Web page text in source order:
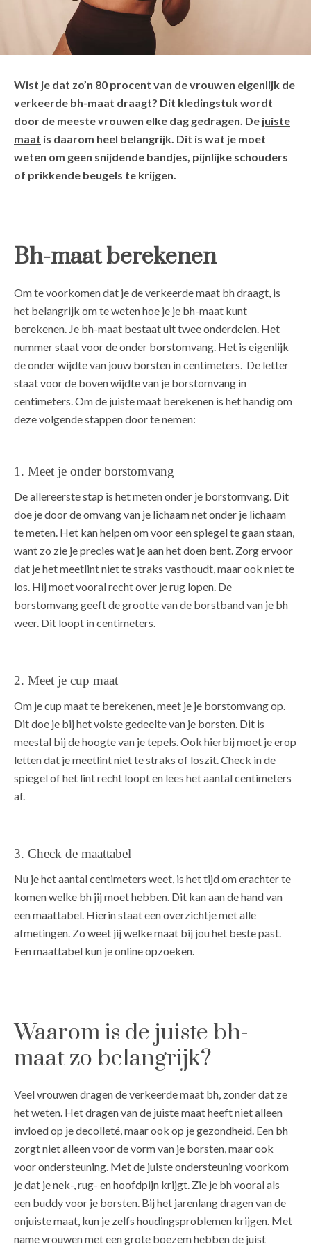
Wist je dat zo’n 80 procent van de vrouwen eigenlijk de
verkeerde bh-maat draagt? Dit kledingstukwordt
door de meeste vrouwen elke dag gedragen. De juiste
maat is daarom heel belangrijk. Dit is wat je moet
weten om geen snijdende bandjes, pijnlijke schouders
of prikkende beugels te krijgen.
Bh-maat berekenen
Om te voorkomen dat je de verkeerde maat bh draagt, is
het belangrijk om te weten hoe je je bh-maat kunt
berekenen. Je bh-maat bestaat uit twee onderdelen. Het
nummer staat voor de onder borstomvang. Het is eigenlijk
de onder wijdte van jouw borsten in centimeters. De letter
staat voor de boven wijdte van je borstomvang in
centimeters. Om de juiste maat berekenen is het handig om
deze volgende stappen door te nemen:
1. Meet je onder borstomvang
De allereerste stap is het meten onder je borstomvang. Dit
doe je door de omvang van je lichaam net onder je lichaam
te meten. Het kan helpen om voor een spiegel te gaan staan,
want zo zie je precies wat je aan het doen bent. Zorg ervoor
dat je het meetlint niet te straks vasthoudt, maar ook niet te
los. Hij moet vooral recht over je rug lopen. De
borstomvang geeft de grootte van de borstband van je bh
weer. Dit loopt in centimeters.
2. Meet je cup maat
Om je cup maat te berekenen, meet je je borstomvang op.
Dit doe je bij het volste gedeelte van je borsten. Dit is
meestal bij de hoogte van je tepels. Ook hierbij moet je erop
letten dat je meetlint niet te straks of loszit. Check in de
spiegel of het lint recht loopt en lees het aantal centimeters
af.
3. Check de maattabel
Nu je het aantal centimeters weet, is het tijd om erachter te
komen welke bh jij moet hebben. Dit kan aan de hand van
een maattabel. Hierin staat een overzichtje met alle
afmetingen. Zo weet jij welke maat bij jou het beste past.
Een maattabel kun je online opzoeken.
Waarom is de juiste bh-
maat zo belangrijk?
Veel vrouwen dragen de verkeerde maat bh, zonder dat ze
het weten. Het dragen van de juiste maat heeft niet alleen
invloed op je decolleté, maar ook op je gezondheid. Een bh
zorgt niet alleen voor de vorm van je borsten, maar ook
voor ondersteuning. Met de juiste ondersteuning voorkom
je dat je nek-, rug- en hoofdpijn krijgt. Zie je bh vooral als
een buddy voor je borsten. Bij het jarenlang dragen van de
onjuiste maat, kun je zelfs houdingsproblemen krijgen. Met
name vrouwen met een grote boezem hebben de juist